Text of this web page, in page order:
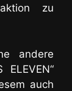
zu
andere
auch